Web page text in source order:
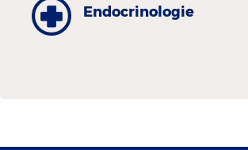
Endocrinologie